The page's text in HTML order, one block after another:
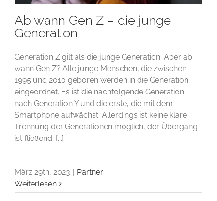
Ab wann Gen Z – die junge
Generation
Generation Z gilt als die junge Generation. Aber ab
wann Gen Z? Alle junge Menschen, die zwischen
1995 und 2010 geboren werden in die Generation
eingeordnet. Es ist die nachfolgende Generation
nach Generation Y und die erste, die mit dem
Smartphone aufwächst. Allerdings ist keine klare
Trennung der Generationen möglich, der Übergang
ist fließend. [...]
März 29th, 2023 | Partner
Weiterlesen